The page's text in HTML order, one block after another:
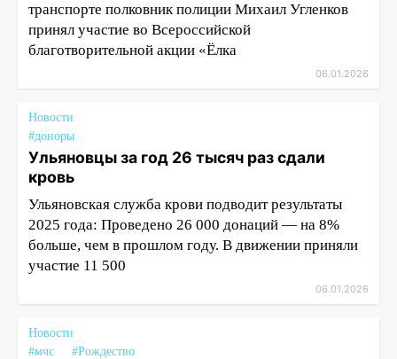
транспорте полковник полиции Михаил Угленков
принял участие во Всероссийской
благотворительной акции «Ёлка
06.01.2026
Новости
#доноры
Ульяновцы за год 26 тысяч раз сдали
кровь
Ульяновская служба крови подводит результаты
2025 года: Проведено 26 000 донаций — на 8%
больше, чем в прошлом году. В движении приняли
участие 11 500
06.01.2026
Новости
#мчс
#Рождество